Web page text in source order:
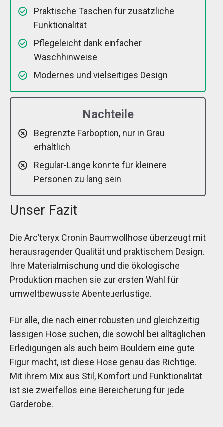
Praktische Taschen für zusätzliche
Funktionalität
Pflegeleicht dank einfacher
Waschhinweise
Modernes und vielseitiges Design
Nachteile
Begrenzte Farboption, nur in Grau
erhältlich
Regular-Länge könnte für kleinere
Personen zu lang sein
Unser Fazit
Die Arc’teryx Cronin Baumwollhose überzeugt mit
herausragender Qualität und praktischem Design.
Ihre Materialmischung und die ökologische
Produktion machen sie zur ersten Wahl für
umweltbewusste Abenteuerlustige.
Für alle, die nach einer robusten und gleichzeitig
lässigen Hose suchen, die sowohl bei alltäglichen
Erledigungen als auch beim Bouldern eine gute
Figur macht, ist diese Hose genau das Richtige.
Mit ihrem Mix aus Stil, Komfort und Funktionalität
ist sie zweifellos eine Bereicherung für jede
Garderobe.